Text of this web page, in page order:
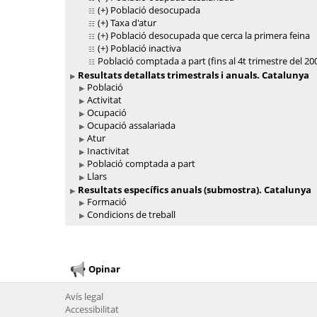
(+) Població desocupada
(+)Taxa d'atur
(+) Població desocupada que cerca la primera feina
(+) Població inactiva
Població comptada a part (fins al 4t trimestre del
Resultats detallats trimestrals i anuals. Catalunya
Població
Activitat
Ocupació
Ocupació assalariada
Atur
Inactivitat
Població comptada a part
Llars
Resultats específics anuals (submostra). Catalunya
Formació
Condicions de treball
Opinar
Avís legal
Accessibilitat